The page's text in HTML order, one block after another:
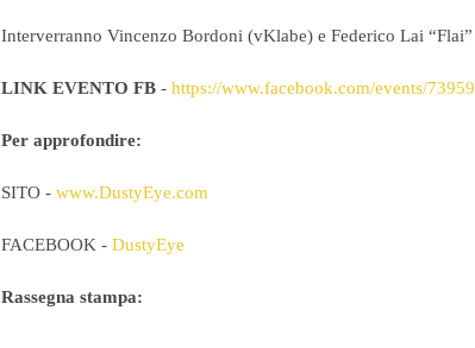
Interverranno Vincenzo Bordoni (vKlabe) e Federico Lai
LINK EVENTO FB - https://www.facebook.com/events/
Per approfondire:
SITO - www.DustyEye.com
FACEBOOK - DustyEye
Rassegna stampa: